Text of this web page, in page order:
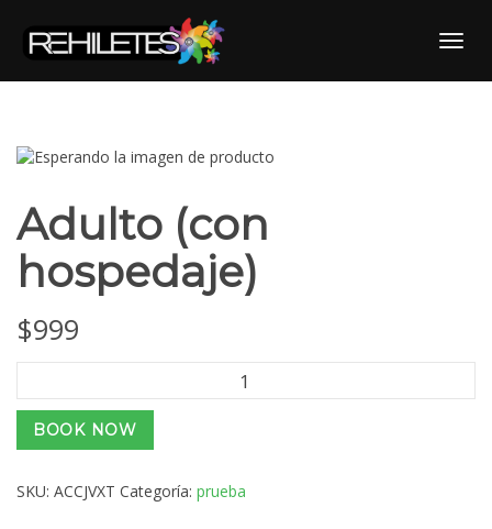
content
Adulto (con
hospedaje)
$999
(con
hospedaje)
cantidad
BOOK NOW
SKU: ACCJVXT Categoría: prueba